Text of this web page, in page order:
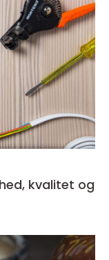
kvalitet og